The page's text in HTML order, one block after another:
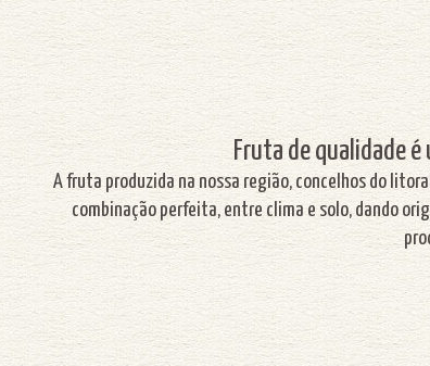
Fruta de qualidade é
A fruta produzida na nossa região, concelhos do
combinação perfeita, entre clima e solo, dando